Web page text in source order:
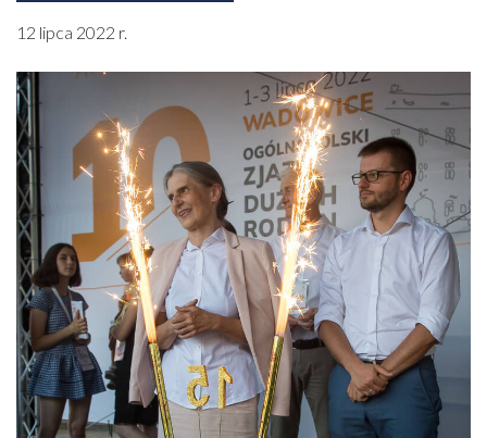
12 lipca 2022 r.